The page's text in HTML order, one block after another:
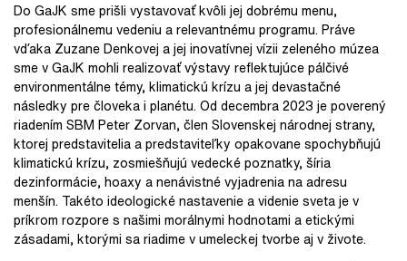
Do GaJK sme prišli vystavovať kvôli jej dobrému menu,
profesionálnemu vedeniu a relevantnému programu. Práve
vďaka Zuzane Denkovej a jej inovatívnej vízii zeleného múzea
sme v GaJK mohli realizovať výstavy reflektujúce pálčivé
environmentálne témy, klimatickú krízu a jej devastačné
následky pre človeka i planétu. Od decembra 2023 je poverený
riadením SBM Peter Zorvan, člen Slovenskej národnej strany,
ktorej predstavitelia a predstaviteľky opakovane spochybňujú
klimatickú krízu, zosmiešňujú vedecké poznatky, šíria
dezinformácie, hoaxy a nenávistné vyjadrenia na adresu
menšín. Takéto ideologické nastavenie a videnie sveta je v
príkrom rozpore s našimi morálnymi hodnotami a etickými
zásadami, ktorými sa riadime v umeleckej tvorbe aj v živote.